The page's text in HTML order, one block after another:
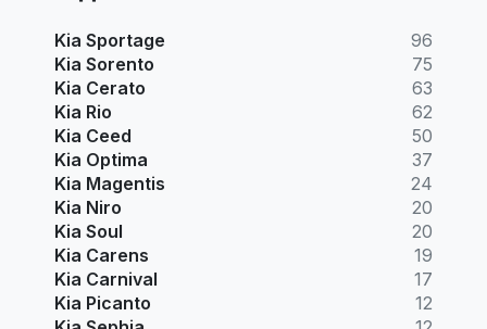
Kia Sportage
96
Kia Sorento
75
Kia Cerato
63
Kia Rio
62
Kia Ceed
50
Kia Optima
37
Kia Magentis
24
Kia Niro
20
Kia Soul
20
Kia Carens
19
Kia Carnival
17
Kia Picanto
12